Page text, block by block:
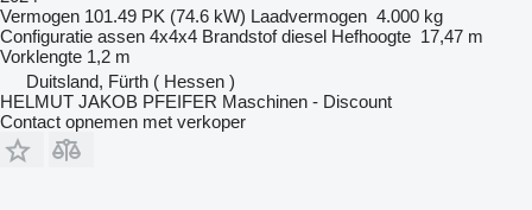
Vermogen 101.49 PK (74.6 kW) Laadvermogen 4.000 kg
Configuratie assen 4x4x4 Brandstof diesel Hefhoogte 17,47 m
Vorklengte 1,2 m
Duitsland, Fürth ( Hessen )
HELMUT JAKOB PFEIFER Maschinen - Discount
Contact opnemen met verkoper